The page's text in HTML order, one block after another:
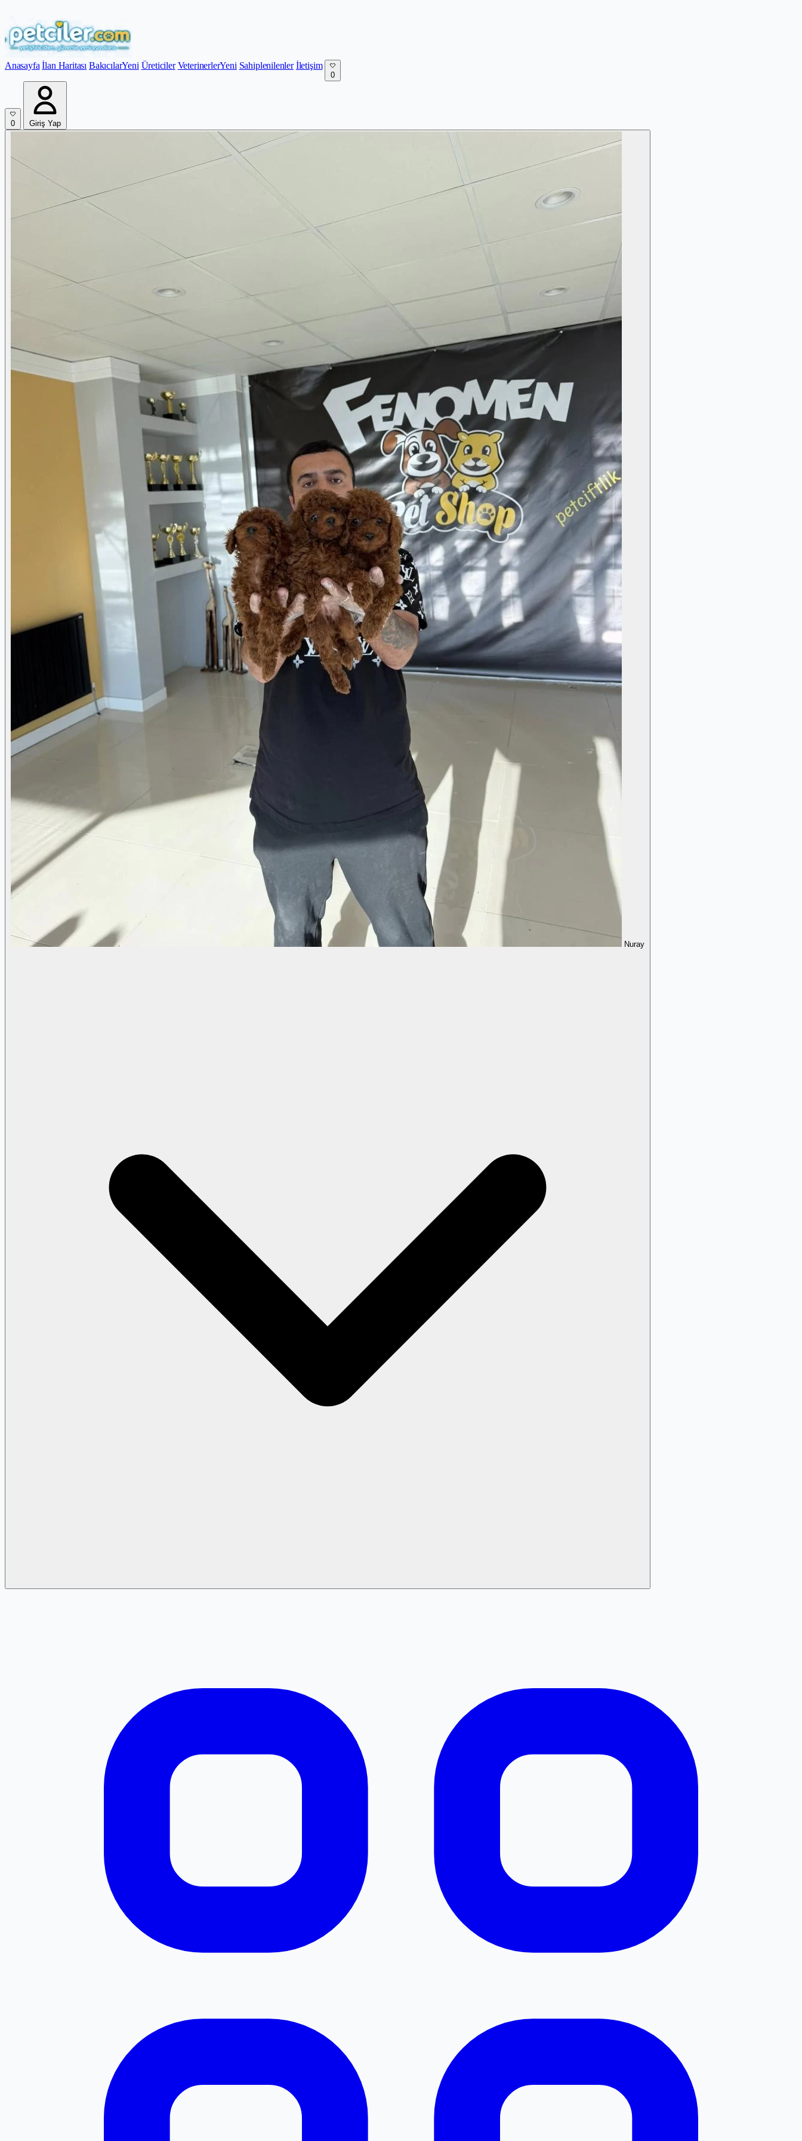
Anasayfa İlan Haritası BakıcılarYeni Üreticiler VeterinerlerYeni Sahiplenilenler İletişim
0
0 Giriş Yap
Nuray